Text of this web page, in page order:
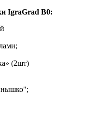
IgraGrad B0:
(2шт)